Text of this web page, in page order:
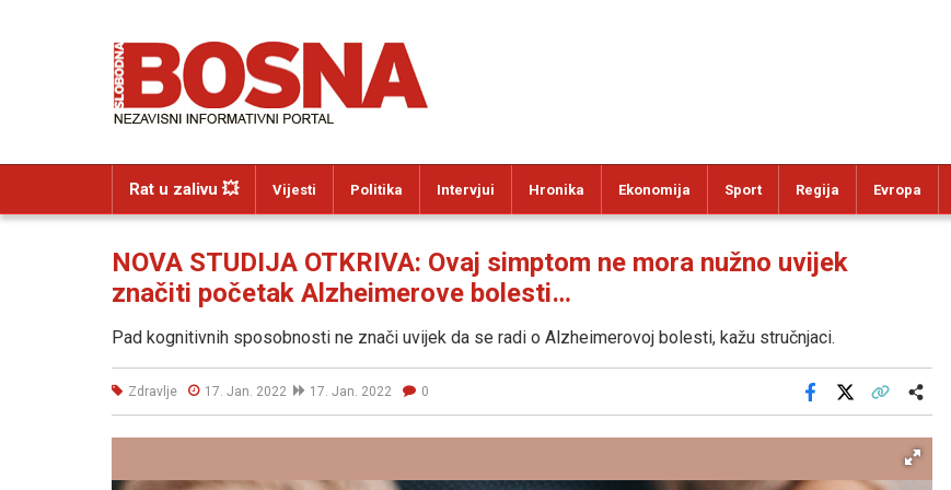
Rat u zalivu 💥 Vijesti Politika Intervjui Hronika Ekonomija Sport Regija Evropa
NOVA STUDIJA OTKRIVA: Ovaj simptom ne mora nužno uvijek
značiti početak Alzheimerove bolesti…
Pad kognitivnih sposobnosti ne znači uvijek da se radi o Alzheimerovoj bolesti, kažu stručnjaci.
Zdravlje 17. Jan. 2022 17. Jan. 2022 0
Facebook